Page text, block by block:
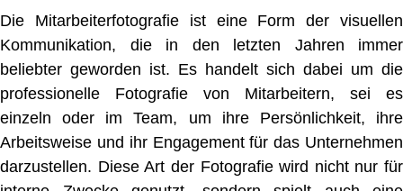
Die Mitarbeiterfotografie ist eine Form der visuellen
Kommunikation, die in den letzten Jahren immer
beliebter geworden ist. Es handelt sich dabei um die
professionelle Fotografie von Mitarbeitern, sei es
einzeln oder im Team, um ihre Persönlichkeit, ihre
Arbeitsweise und ihr Engagement für das Unternehmen
darzustellen. Diese Art der Fotografie wird nicht nur für